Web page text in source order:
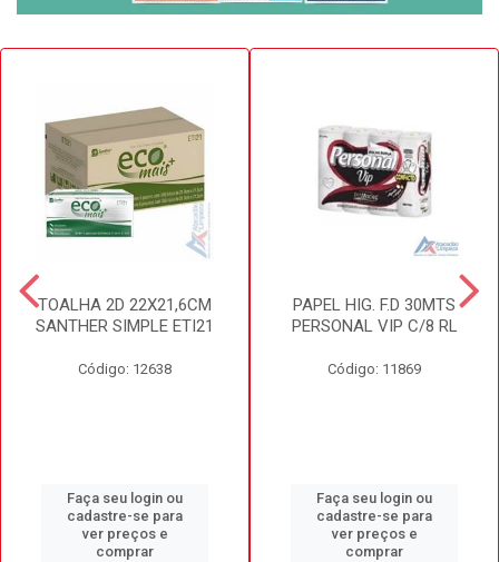
TOALHA 2D 22X21,6CM
SANTHER SIMPLE ETI21
Código: 12638
Faça seu login ou
cadastre-se para
ver preços e
comprar
PAPEL HIG. F.D 30MTS
PERSONAL VIP C/8 RL
Código: 11869
Faça seu login ou
cadastre-se para
ver preços e
comprar